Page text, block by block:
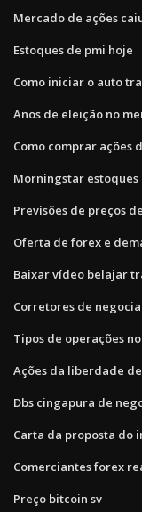
Mercado de ações
Estoques de pmi hoje
Como iniciar o auto
Anos de eleição no
Como comprar ações
Morningstar estoques
Previsões de preços
Oferta de forex e
Baixar vídeo belajar
Corretores de
Tipos de operações
Ações da liberdade
Dbs cingapura de
Carta da proposta do
Comerciantes forex
Preço bitcoin sv